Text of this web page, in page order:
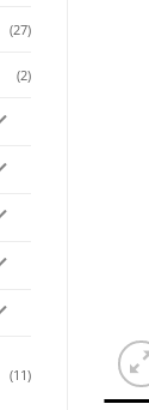
(27)
(2)
(11)